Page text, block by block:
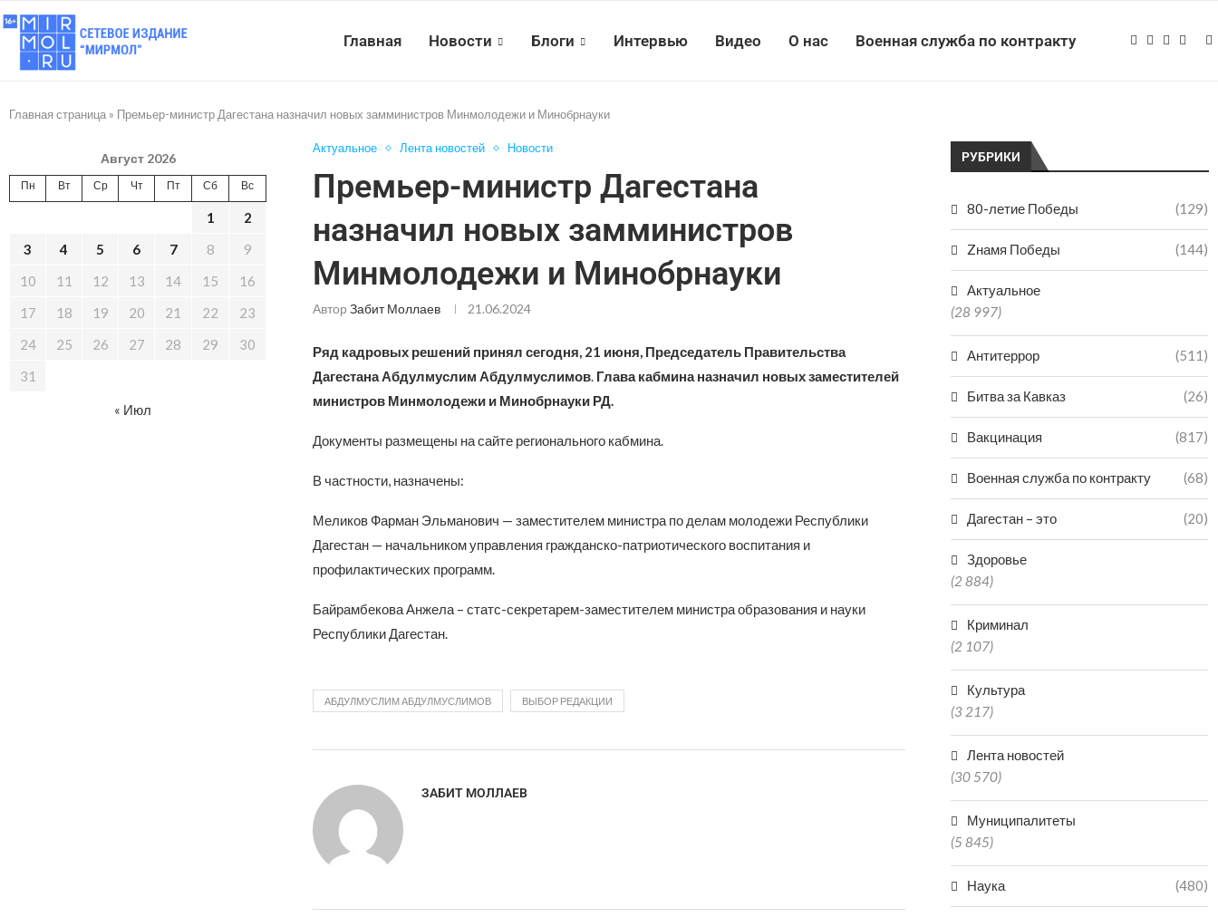
Главная Новости Блоги Интервью Видео О нас Военная служба по контракту
Главная страница » Премьер-министр Дагестана назначил новых замминистров Минмолодежи и Минобрнауки
Актуальное Лента новостей Новости
Премьер-министр Дагестана
назначил новых замминистров
Минмолодежи и Минобрнауки
Автор Забит Моллаев 21.06.2024
Ряд кадровых решений принял сегодня, 21 июня, Председатель Правительства
Дагестана Абдулмуслим Абдулмуслимов. Глава кабмина назначил новых заместителей
министров Минмолодежи и Минобрнауки РД.
Документы размещены на сайте регионального кабмина.
В частности, назначены:
Меликов Фарман Эльманович — заместителем министра по делам молодежи Республики
Дагестан — начальником управления гражданско-патриотического воспитания и
профилактических программ.
Байрамбекова Анжела – статс-секретарем-заместителем министра образования и науки
Республики Дагестан.
АБДУЛМУСЛИМ АБДУЛМУСЛИМОВ ВЫБОР РЕДАКЦИИ
ЗАБИТ МОЛЛАЕВ
РУБРИКИ
80-летие Победы (129)
Zнамя Победы (144)
Актуальное
(28 997)
Антитеррор (511)
Битва за Кавказ (26)
Вакцинация (817)
Военная служба по контракту (68)
Дагестан – это (20)
Здоровье
(2 884)
Криминал
(2 107)
Культура
(3 217)
Лента новостей
(30 570)
Муниципалитеты
(5 845)
Наука (480)
Август 2026
Пн Вт Ср Чт Пт Сб Вс
1
2
3
4 5 6 7 8
9
10
11 12 13 14 15
16
17
18 19 20 21 22
23
24
25 26 27 28 29
30
31
« Июл